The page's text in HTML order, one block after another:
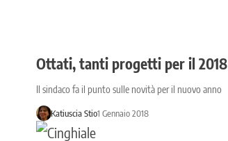
Ottati, tanti progetti per il 2018
Il sindaco fa il punto sulle novità per il nuovo anno
Katiuscia Stio1 Gennaio 2018